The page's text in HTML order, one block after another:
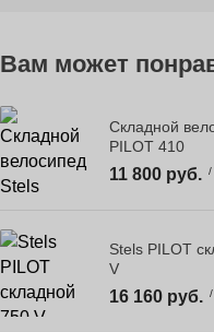
Вам может
Складной
PILOT 410
11 800 руб. /
Stels PILOT
V
16 160 руб.